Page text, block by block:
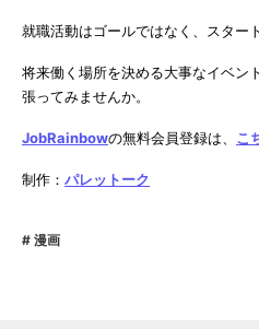
就職活動はゴールではなく、スター
将来働く場所を決める大事なイベン
張ってみませんか。
JobRainbowの無料会員登録は、 こ
制作： パレットーク
漫画